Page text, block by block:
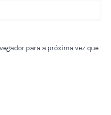
para a próxima vez que